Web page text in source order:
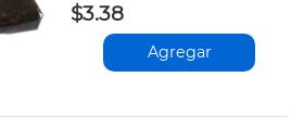
$3.38
Agregar